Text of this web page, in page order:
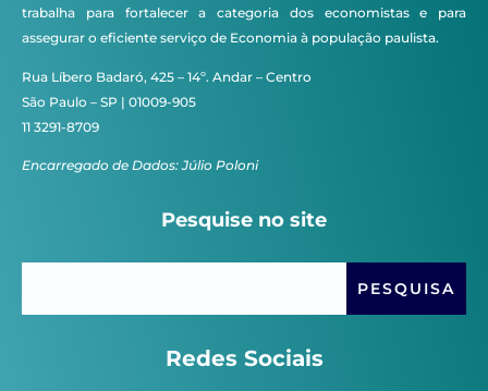
trabalha para fortalecer a categoria dos economistas e para
assegurar o eficiente serviço de Economia à população paulista.
Rua Líbero Badaró, 425 – 14º. Andar – Centro
São Paulo – SP | 01009-905
11 3291-8709
Encarregado de Dados: Júlio Poloni
Pesquise no site
Redes Sociais